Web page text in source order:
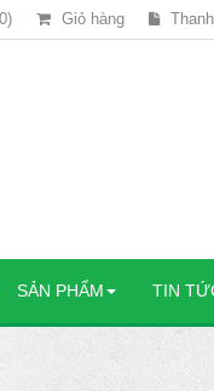
Giỏ hàng
SẢN PHẨM TIN